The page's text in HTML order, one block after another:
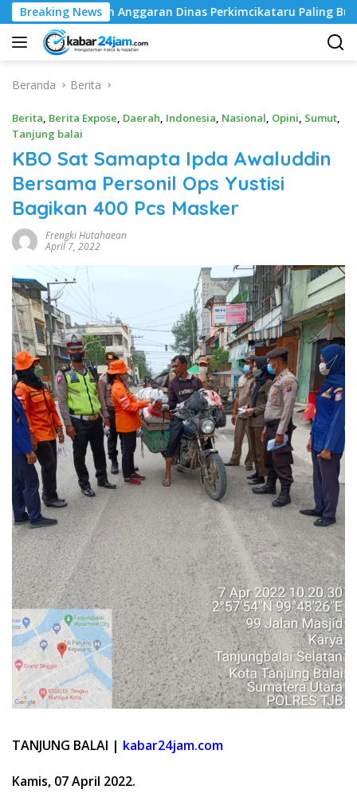
Langsung
ke
konten
Breaking News
Dinas Perkimcikataru Paling Buruk, Plh Sekda: Kami
Beranda Berita
Berita, Berita Expose, Daerah, Indonesia, Nasional, Opini, Sumut,
Tanjung balai
KBO Sat Samapta Ipda Awaluddin
Bersama Personil Ops Yustisi
Bagikan 400 Pcs Masker
Frengki Hutahaean
April 7, 2022
TANJUNG BALAI | kabar24jam.com
Kamis, 07 April 2022.